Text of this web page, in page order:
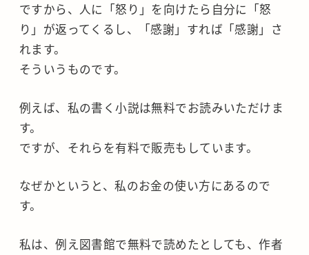
ですから、人に「怒り」を向けたら自分に「怒
り」が返ってくるし、「感謝」すれば「感謝」さ
れます。
そういうものです。
例えば、私の書く小説は無料でお読みいただけま
す。
ですが、それらを有料で販売もしています。
なぜかというと、私のお金の使い方にあるので
す。
私は、例え図書館で無料で読めたとしても、作者